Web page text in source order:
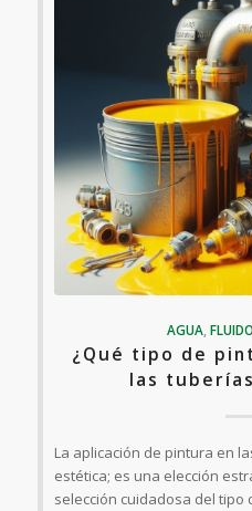
AGUA,
¿Qué tipo de
las
La aplicación de pintura en
estética; es una elección
selección cuidadosa del